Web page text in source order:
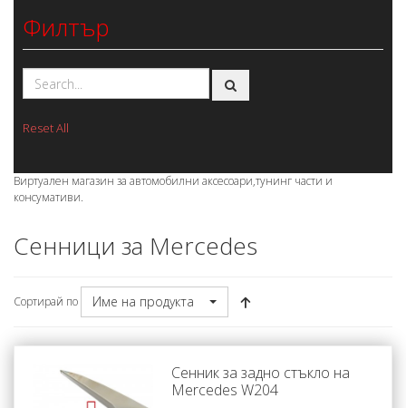
Филтър
Reset All
Виртуален магазин за автомобилни аксесоари,тунинг части и
консумативи.
Сенници за Mercedes
Сортирай по Име на продукта
Сенник за задно стъкло на
Mercedes W204